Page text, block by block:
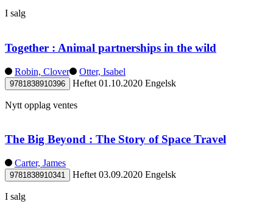
I salg
Together : Animal partnerships in the wild
Robin, Clover Otter, Isabel
9781838910396 Heftet 01.10.2020 Engelsk
Nytt opplag ventes
The Big Beyond : The Story of Space Travel
Carter, James
9781838910341 Heftet 03.09.2020 Engelsk
I salg